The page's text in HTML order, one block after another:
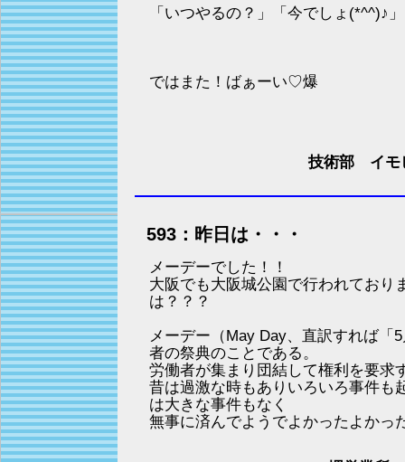
「いつやるの？」「今でしょ(*^^)♪」
ではまた！ばぁーい♡爆
技術部 イモ
593：昨日は・・・
メーデーでした！！
大阪でも大阪城公園で行われており
は？？？
メーデー（May Day、直訳すれば「
者の祭典のことである。
労働者が集まり団結して権利を要求
昔は過激な時もありいろいろ事件も
は大きな事件もなく
無事に済んでようでよかったよかっ